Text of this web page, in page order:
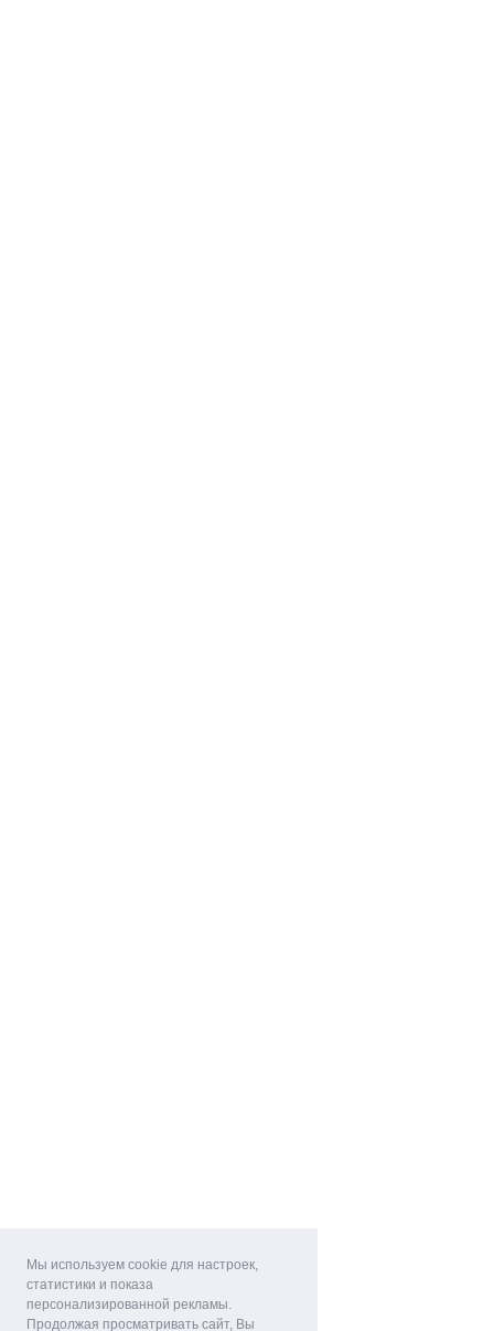
Мы используем cookie для настроек,
статистики и показа
персонализированной рекламы.
Продолжая просматривать сайт, Вы